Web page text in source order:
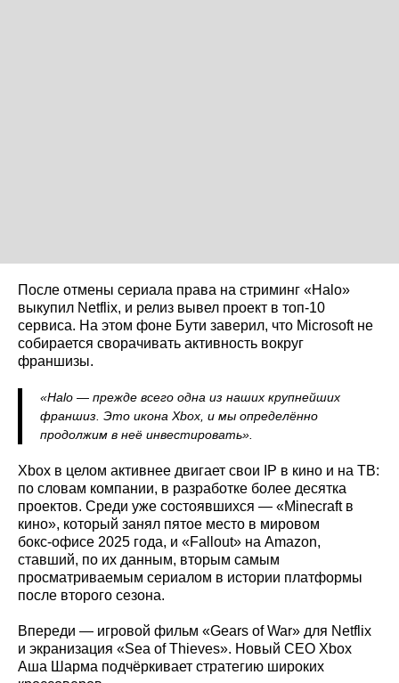
После отмены сериала права на стриминг «Halo»
выкупил Netflix, и релиз вывел проект в топ‑10
сервиса. На этом фоне Бути заверил, что Microsoft не
собирается сворачивать активность вокруг
франшизы.
«Halo — прежде всего одна из наших крупнейших
франшиз. Это икона Xbox, и мы определённо
продолжим в неё инвестировать».
Xbox в целом активнее двигает свои IP в кино и на ТВ:
по словам компании, в разработке более десятка
проектов. Среди уже состоявшихся — «Minecraft в
кино», который занял пятое место в мировом
бокс‑офисе 2025 года, и «Fallout» на Amazon,
ставший, по их данным, вторым самым
просматриваемым сериалом в истории платформы
после второго сезона.
Впереди — игровой фильм «Gears of War» для Netflix
и экранизация «Sea of Thieves». Новый CEO Xbox
Аша Шарма подчёркивает стратегию широких